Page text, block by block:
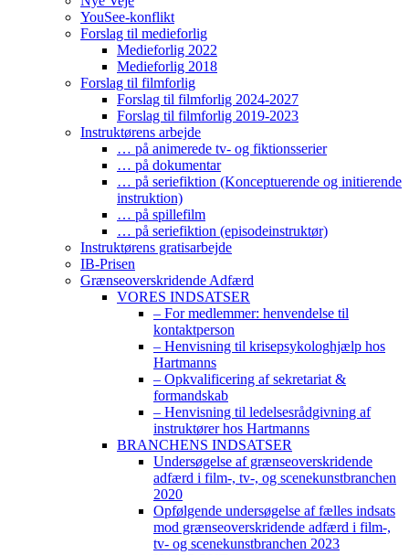
YouSee-konflikt
Forslag til medieforlig
Medieforlig 2022
Medieforlig 2018
Forslag til filmforlig
Forslag til filmforlig 2024-2027
Forslag til filmforlig 2019-2023
Instruktørens arbejde
… på animerede tv- og fiktionsserier
… på dokumentar
… på seriefiktion (Konceptuerende og initierende
instruktion)
… på spillefilm
… på seriefiktion (episodeinstruktør)
Instruktørens gratisarbejde
IB-Prisen
Grænseoverskridende Adfærd
VORES INDSATSER
– For medlemmer: henvendelse til
kontaktperson
– Henvisning til krisepsykologhjælp hos
Hartmanns
– Opkvalificering af sekretariat &
formandskab
– Henvisning til ledelsesrådgivning af
instruktører hos Hartmanns
BRANCHENS INDSATSER
Undersøgelse af grænseoverskridende
adfærd i film-, tv-, og scenekunstbranchen
2020
Opfølgende undersøgelse af fælles indsats
mod grænseoverskridende adfærd i film-,
tv- og scenekunstbranchen 2023